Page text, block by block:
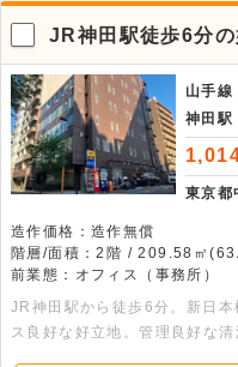
JR神田駅徒歩6分の
山手線
神田駅
東京都
造作価格：造作無償
階層/面積：2階 / 209.58㎡
前業態：オフィス（事務所）
JR神田駅から徒歩6分。新日
ス良好な好立地。管理良好な